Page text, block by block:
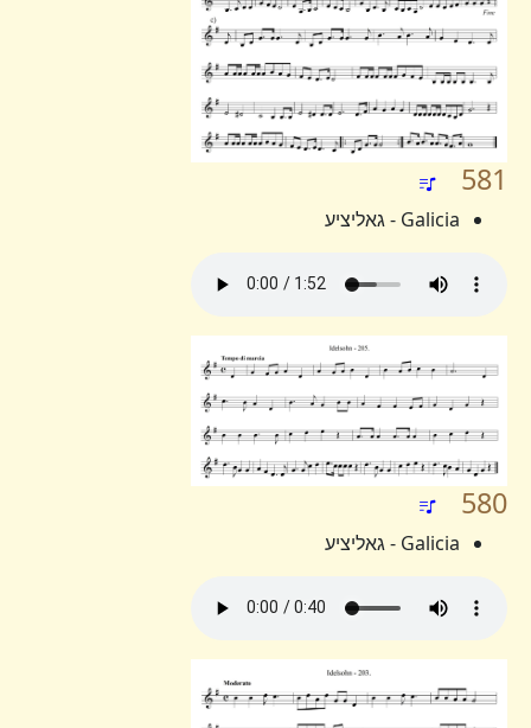
581
Galicia - גאליציע
580
Galicia - גאליציע